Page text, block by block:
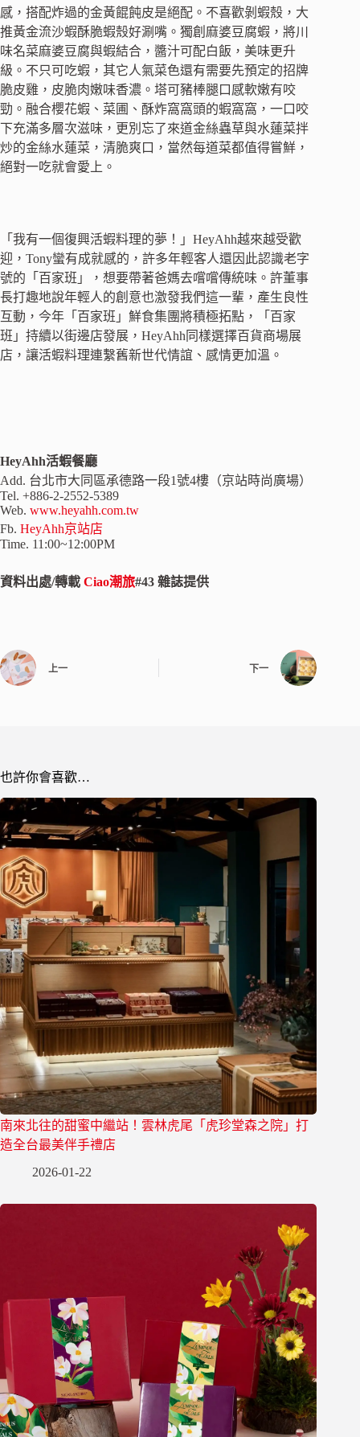
感，搭配炸過的金黃餛飩皮是絕配。不喜歡剝蝦殼，大
推黃金流沙蝦酥脆蝦殼好涮嘴。獨創麻婆豆腐蝦，將川
味名菜麻婆豆腐與蝦結合，醬汁可配白飯，美味更升
級。不只可吃蝦，其它人氣菜色還有需要先預定的招牌
脆皮雞，皮脆肉嫩味香濃。塔可豬棒腿口感軟嫩有咬
勁。融合櫻花蝦、菜圃、酥炸窩窩頭的蝦窩窩，一口咬
下充滿多層次滋味，更別忘了來道金絲蟲草與水蓮菜拌
炒的金絲水蓮菜，清脆爽口，當然每道菜都值得嘗鮮，
絕對一吃就會愛上。
「我有一個復興活蝦料理的夢！」HeyAhh越來越受歡
迎，Tony蠻有成就感的，許多年輕客人還因此認識老字
號的「百家班」，想要帶著爸媽去嚐嚐傳統味。許董事
長打趣地說年輕人的創意也激發我們這一輩，產生良性
互動，今年「百家班」鮮食集團將積極拓點，「百家
班」持續以街邊店發展，HeyAhh同樣選擇百貨商場展
店，讓活蝦料理連繫舊新世代情誼、感情更加溫。
HeyAhh活蝦餐廳
Add. 台北市大同區承德路一段1號4樓（京站時尚廣場）
Tel. +886-2-2552-5389
Web. www.heyahh.com.tw
Fb. HeyAhh京站店
Time. 11:00~12:00PM
資料出處/轉載 Ciao潮旅#43 雜誌提供
上一 下一
也許你會喜歡…
南來北往的甜蜜中繼站！雲林虎尾「虎珍堂森之院」打
造全台最美伴手禮店
2026-01-22